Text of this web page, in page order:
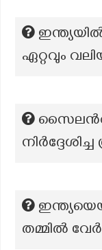
ഏറ്റവും
സൈലന്‍റ്
തമ്മിൽ